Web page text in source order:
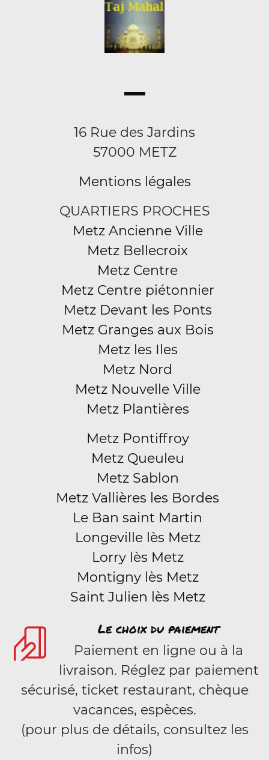
16 Rue des Jardins
57000 METZ
Mentions légales
QUARTIERS PROCHES
Metz Ancienne Ville
Metz Bellecroix
Metz Centre
Metz Centre piétonnier
Metz Devant les Ponts
Metz Granges aux Bois
Metz les Iles
Metz Nord
Metz Nouvelle Ville
Metz Plantières
Metz Pontiffroy
Metz Queuleu
Metz Sablon
Metz Vallières les Bordes
Le Ban saint Martin
Longeville lès Metz
Lorry lès Metz
Montigny lès Metz
Saint Julien lès Metz
Le choix du paiement
Paiement en ligne ou à la
livraison. Réglez par paiement
sécurisé, ticket restaurant, chèque
vacances, espèces.
(pour plus de détails, consultez les
infos)